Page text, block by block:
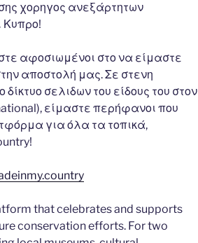
χορηγος ανεξάρτητων
Κυπρο!
αφοσιωμένοι στο να είμαστε
αποστολή μας. Σε στενη
σελιδων του είδους του στον
είμαστε περήφανοι που
για όλα τα τοπικά,
that celebrates and supports
conservation efforts. For two